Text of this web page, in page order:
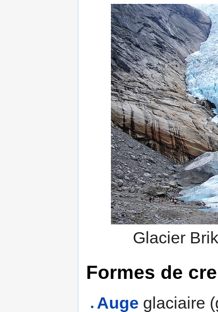
Glacier
Formes de
Auge glaciaire